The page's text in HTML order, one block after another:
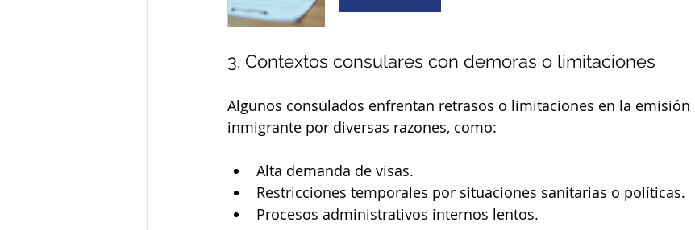
3. Contextos consulares con demoras o limitaciones
Algunos consulados enfrentan retrasos o limitaciones en la emisión
inmigrante por diversas razones, como:
Alta demanda de visas.
Restricciones temporales por situaciones sanitarias o políticas.
Procesos administrativos internos lentos.